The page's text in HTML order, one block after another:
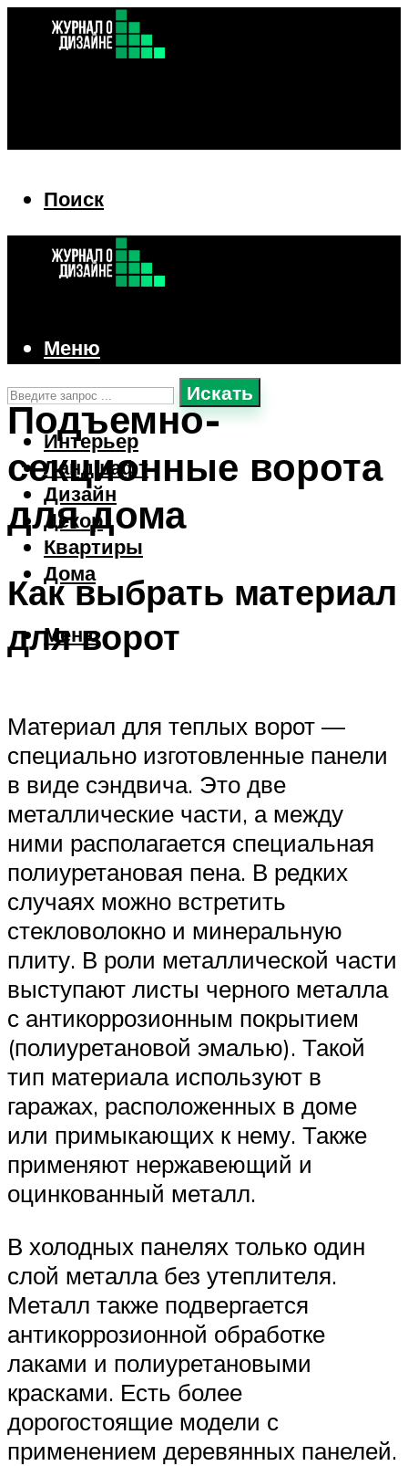
Поиск
Искать
Интерьер
Ландшафт
Дизайн
Декор
Квартиры
Дома
Меню
Меню
Подъемно-
секционные ворота
для дома
Как выбрать материал
для ворот
Материал для теплых ворот —
специально изготовленные панели
в виде сэндвича. Это две
металлические части, а между
ними располагается специальная
полиуретановая пена. В редких
случаях можно встретить
стекловолокно и минеральную
плиту. В роли металлической части
выступают листы черного металла
с антикоррозионным покрытием
(полиуретановой эмалью). Такой
тип материала используют в
гаражах, расположенных в доме
или примыкающих к нему. Также
применяют нержавеющий и
оцинкованный металл.
В холодных панелях только один
слой металла без утеплителя.
Металл также подвергается
антикоррозионной обработке
лаками и полиуретановыми
красками. Есть более
дорогостоящие модели с
применением деревянных панелей.